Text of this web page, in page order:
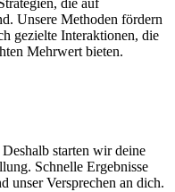
Unsere Methoden fördern
gezielte Interaktionen, die
Mehrwert bieten.
starten wir deine
Schnelle Ergebnisse
unser Versprechen an dich.